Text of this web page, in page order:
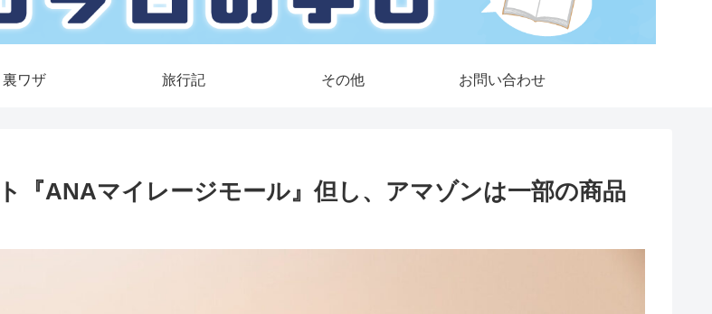
裏ワザ 旅行記 その他 お問い合わせ
『ANAマイレージモール』但し、アマゾンは一部の商品